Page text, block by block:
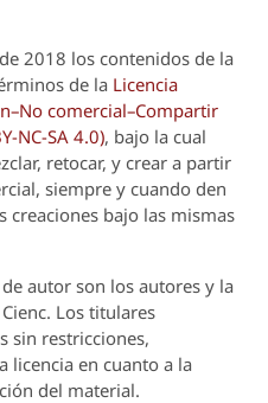
2018 los contenidos de la
de la Licencia
comercial–Compartir
NC-SA 4.0), bajo la cual
retocar, y crear a partir
siempre y cuando den
creaciones bajo las mismas
autor son los autores y la
Los titulares
sin restricciones,
licencia en cuanto a la
del material.